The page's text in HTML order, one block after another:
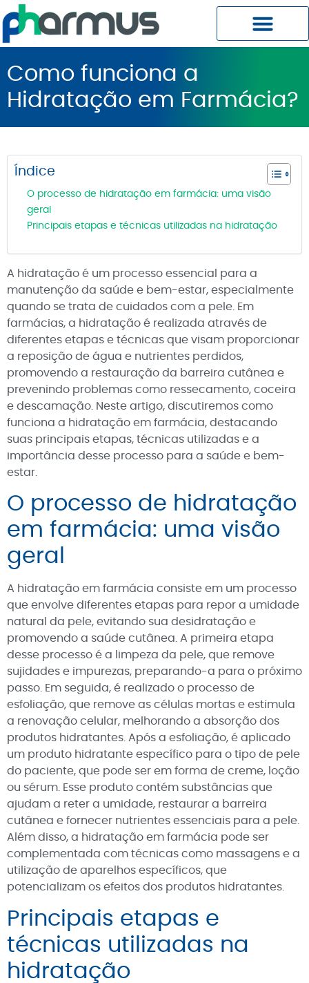
Como funciona a
Hidratação em Farmácia?
Índice
O processo de hidratação em farmácia: uma visão
geral
Principais etapas e técnicas utilizadas na hidratação
A hidratação é um processo essencial para a
manutenção da saúde e bem-estar, especialmente
quando se trata de cuidados com a pele. Em
farmácias, a hidratação é realizada através de
diferentes etapas e técnicas que visam proporcionar
a reposição de água e nutrientes perdidos,
promovendo a restauração da barreira cutânea e
prevenindo problemas como ressecamento, coceira
e descamação. Neste artigo, discutiremos como
funciona a hidratação em farmácia, destacando
suas principais etapas, técnicas utilizadas e a
importância desse processo para a saúde e bem-
estar.
O processo de hidratação
em farmácia: uma visão
geral
A hidratação em farmácia consiste em um processo
que envolve diferentes etapas para repor a umidade
natural da pele, evitando sua desidratação e
promovendo a saúde cutânea. A primeira etapa
desse processo é a limpeza da pele, que remove
sujidades e impurezas, preparando-a para o próximo
passo. Em seguida, é realizado o processo de
esfoliação, que remove as células mortas e estimula
a renovação celular, melhorando a absorção dos
produtos hidratantes. Após a esfoliação, é aplicado
um produto hidratante específico para o tipo de pele
do paciente, que pode ser em forma de creme, loção
ou sérum. Esse produto contém substâncias que
ajudam a reter a umidade, restaurar a barreira
cutânea e fornecer nutrientes essenciais para a pele.
Além disso, a hidratação em farmácia pode ser
complementada com técnicas como massagens e a
utilização de aparelhos específicos, que
potencializam os efeitos dos produtos hidratantes.
Principais etapas e
técnicas utilizadas na
hidratação